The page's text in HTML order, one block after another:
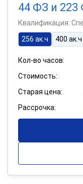
44 ФЗ и 223
Квалификация:
256 ак.ч
400 ак.ч
Кол-во часов:
Стоимость:
Старая цена:
Рассрочка: